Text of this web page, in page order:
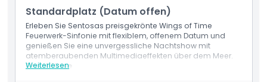
Wie man dorthin gelangt
So lösen Sie ein
Snackbox-Mahlzeit inklusive
Wahl zwischen Chicken Burger, Cheeseburger,
vegetarischem Burger oder Chicken Hotdog
Pommes Frites und Eistee mit Zitrone inklusive
Datumsoffenes Ticket mit Flexibilität
Multisensorische Nachtshow mit Feuerwerk, Lasern,
Standardplatz (Datum offen)
Erleben Sie Sentosas preisgekrönte Wings of Time
Feuerwerk-Sinfonie mit flexiblem, offenem Datum und
genießen Sie eine unvergessliche Nachtshow mit
atemberaubenden Multimediaeffekten über dem Meer.
Weiterlesen
Einschlüsse